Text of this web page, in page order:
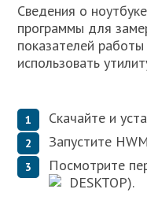
Сведения о
программы для
показателей
использовать
Скачайте и
Запустите
Посмотрите
DESKTOP).